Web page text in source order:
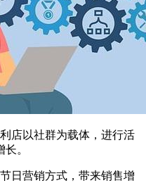
店以社群为载体，进行活
。
日营销方式，带来销售增